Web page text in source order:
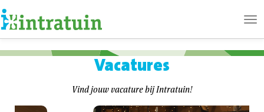
Vacatures
Vind jouw vacature bij Intratuin!